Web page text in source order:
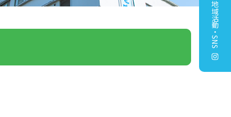
地域活動・SNS